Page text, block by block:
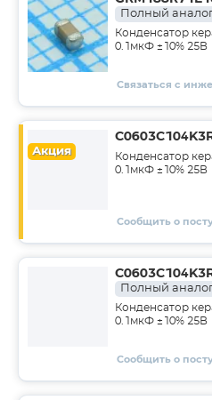
Полный
Конденсатор
0.1мкФ ±10% 25В
Связаться с
Акция
Конденсатор
0.1мкФ ±10% 25В
Сообщить о
Полный
Конденсатор
0.1мкФ ±10% 25В
Сообщить о